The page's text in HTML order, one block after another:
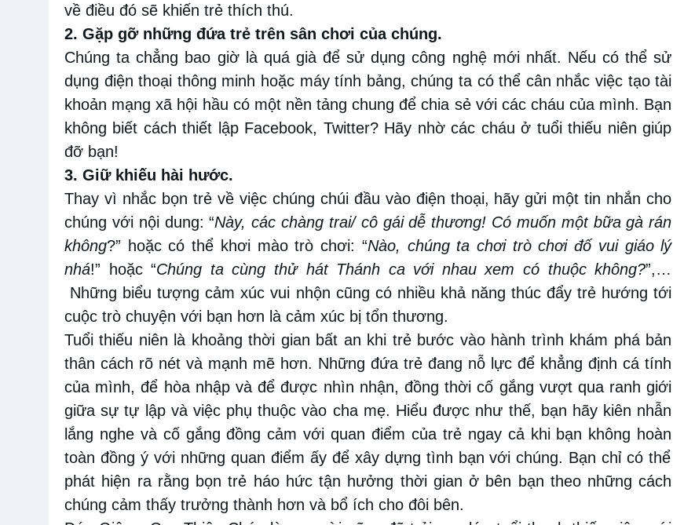
về điều đó sẽ khiến trẻ thích thú.
2. Gặp gỡ những đứa trẻ trên sân chơi của chúng.
Chúng ta chẳng bao giờ là quá già để sử dụng công nghệ mới nhất. Nếu có thể sử
dụng điện thoại thông minh hoặc máy tính bảng, chúng ta có thể cân nhắc việc tạo tài
khoản mạng xã hội hầu có một nền tảng chung để chia sẻ với các cháu của mình. Bạn
không biết cách thiết lập Facebook, Twitter? Hãy nhờ các cháu ở tuổi thiếu niên giúp
đỡ bạn!
3. Giữ khiếu hài hước.
Thay vì nhắc bọn trẻ về việc chúng chúi đầu vào điện thoại, hãy gửi một tin nhắn cho
chúng với nội dung: “Này, các chàng trai/ cô gái dễ thương! Có muốn một bữagà rán
không?” hoặccó thể khơi mào trò chơi: “Nào, chúng ta chơi trò chơi đố vui giáo lý
nhá!” hoặc “Chúng ta cùng thử hát Thánh ca với nhau xem có thuộc không?”,…
Những biểu tượng cảm xúc vui nhộn cũng có nhiều khả năng thúc đẩy trẻ hướng tới
cuộc trò chuyện với bạn hơn là cảm xúc bị tổn thương.
Tuổi thiếu niên là khoảng thời gian bất an khi trẻ bước vào hành trình khám phá bản
thân cách rõ nét và mạnh mẽ hơn. Những đứa trẻ đang nỗ lực để khẳng định cá tính
của mình, để hòa nhập và để được nhìn nhận, đồng thời cố gắng vượt qua ranh giới
giữasự tự lập và việc phụ thuộc vào cha mẹ. Hiểu được như thế, bạn hãy kiên nhẫn
lắng nghe và cố gắng đồng cảm với quan điểm của trẻ ngay cả khi bạn không hoàn
toàn đồng ý với những quan điểm ấy để xây dựng tình bạn với chúng. Bạn chỉ có thể
phát hiện ra rằng bọn trẻ háo hức tận hưởng thời gian ở bên bạn theo những cách
chúng cảm thấy trưởng thành hơn và bổ ích cho đôi bên.